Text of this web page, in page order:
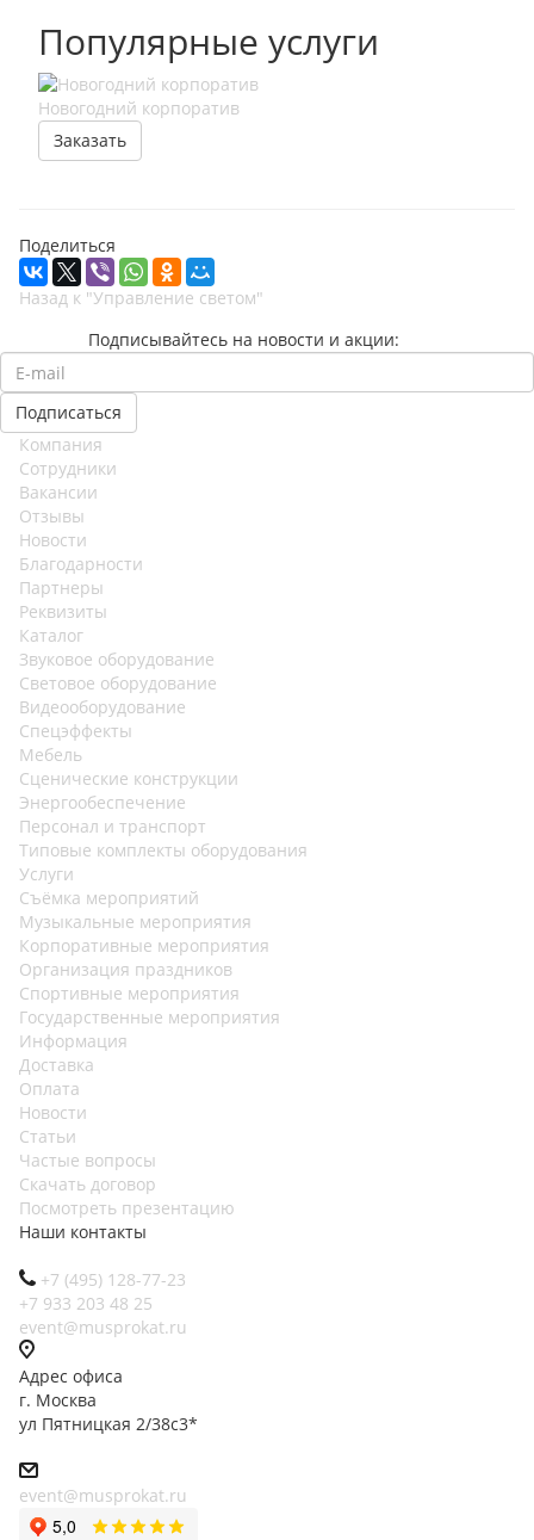
Популярные услуги
Новогодний корпоратив
Заказать
Поделиться
Назад к "Управление светом"
Подписывайтесь на новости и акции:
Компания
Сотрудники
Вакансии
Отзывы
Новости
Благодарности
Партнеры
Реквизиты
Каталог
Звуковое оборудование
Световое оборудование
Видеооборудование
Спецэффекты
Мебель
Сценические конструкции
Энергообеспечение
Персонал и транспорт
Типовые комплекты оборудования
Услуги
Съёмка мероприятий
Музыкальные мероприятия
Корпоративные мероприятия
Организация праздников
Спортивные мероприятия
Государственные мероприятия
Информация
Доставка
Оплата
Новости
Статьи
Частые вопросы
Скачать договор
Посмотреть презентацию
Наши контакты
+7 (495) 128-77-23
+7 933 203 48 25
event@musprokat.ru
Адрес офиса
г. Москва
ул Пятницкая 2/38с3*
event@musprokat.ru